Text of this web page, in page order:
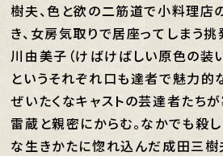
樹夫、色と欲の二筋道で小料理店
き、女房気取りで居座ってしまう
川由美子（けばけばしい原色の装
というそれぞれ口も達者で魅力
ぜいたくなキャストの芸達者たち
雷蔵と親密にからむ。なかでも殺
な生きかたに惚れ込んだ成田三樹